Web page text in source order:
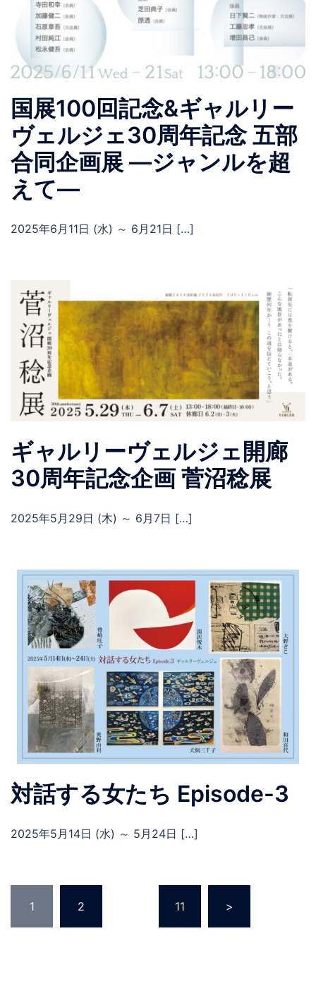
国展100回記念&ギャルリー
ヴェルジェ30周年記念 五部
合同企画展 ―ジャンルを超
えて―
2025年6月11日 (水) ～ 6月21日 […]
ギャルリーヴェルジェ開廊
30周年記念企画 菅沼稔展
2025年5月29日 (木) ～ 6月7日 […]
対話する女たち Episode-3
2025年5月14日 (水) ～ 5月24日 […]
の
1 2 11 >